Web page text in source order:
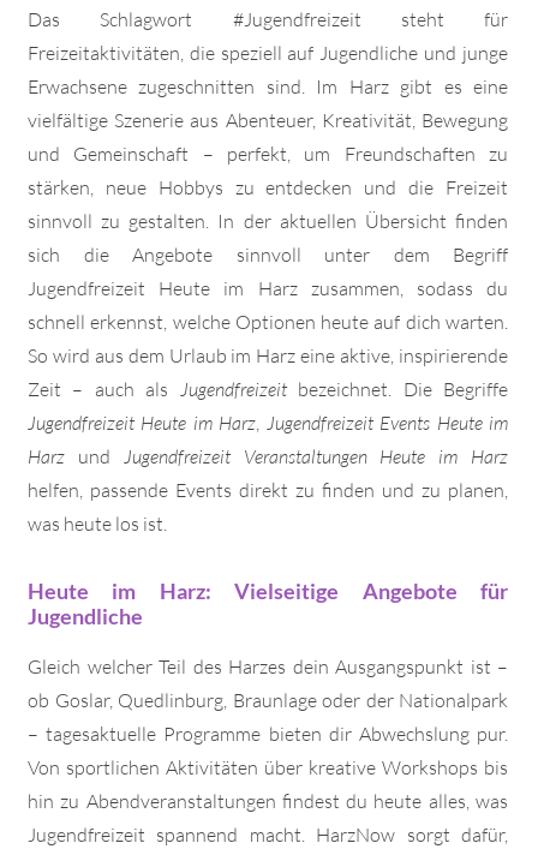
Das Schlagwort #Jugendfreizeit steht für
Freizeitaktivitäten, die speziell auf Jugendliche und junge
Erwachsene zugeschnitten sind. Im Harz gibt es eine
vielfältige Szenerie aus Abenteuer, Kreativität, Bewegung
und Gemeinschaft – perfekt, um Freundschaften zu
stärken, neue Hobbys zu entdecken und die Freizeit
sinnvoll zu gestalten. In der aktuellen Übersicht finden
sich die Angebote sinnvoll unter dem Begriff
Jugendfreizeit Heute im Harz zusammen, sodass du
schnell erkennst, welche Optionen heute auf dich warten.
So wird aus dem Urlaub im Harz eine aktive, inspirierende
Zeit – auch als
Jugendfreizeitbezeichnet. Die Begriffe
Jugendfreizeit Heute im Harz Jugendfreizeit Events Heute im
Harz und
Jugendfreizeit Veranstaltungen Heute im Harz
helfen, passende Events direkt zu finden und zu planen,
was heute los ist.
Heute im Harz: Vielseitige Angebote für
Jugendliche
Gleich welcher Teil des Harzes dein Ausgangspunkt ist –
ob Goslar, Quedlinburg, Braunlage oder der Nationalpark
– tagesaktuelle Programme bieten dir Abwechslung pur.
Von sportlichen Aktivitäten über kreative Workshops bis
hin zu Abendveranstaltungen findest du heute alles, was
Jugendfreizeit spannend macht. HarzNow sorgt dafür,